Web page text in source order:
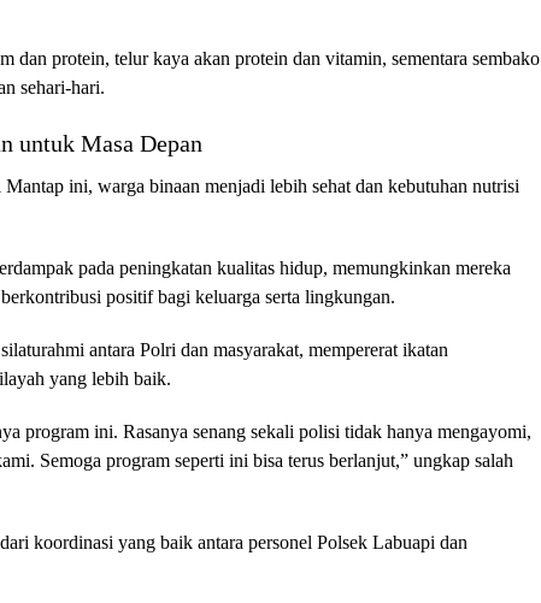
dan protein, telur kaya akan protein dan vitamin, sementara sembako
sehari-hari.
untuk Masa Depan
ini, warga binaan menjadi lebih sehat dan kebutuhan nutrisi
pada peningkatan kualitas hidup, memungkinkan mereka
positif bagi keluarga serta lingkungan.
antara Polri dan masyarakat, mempererat ikatan
yang lebih baik.
program ini. Rasanya senang sekali polisi tidak hanya mengayomi,
Semoga program seperti ini bisa terus berlanjut,” ungkap salah
koordinasi yang baik antara personel Polsek Labuapi dan